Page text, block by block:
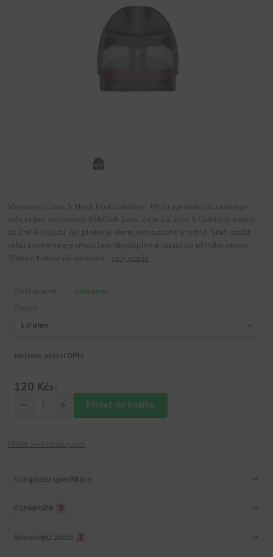
Vaporesso Zero S Mesh Pod Cartridge Plnící vyměnitelná cartridge
určená pro Vaporesso RENOVA Zero, Zero 2 a Zero S Cartridge pojme
až 2ml e-liquidu. Její plnění je vlemi jednoduché a rychlé. Stačí otočit
vzhůru nohama a pomocí lahvičky doplnit e-liquid do plnícího otvoru.
Slabým tlakem při zaveden... celý popis
Dostupnost
skladem
Odpor
Nejsme plátci DPH
120 Kč/ks
Přidat do košíku
Kompletní specifikace
Komentáře 0
Související zboží 1